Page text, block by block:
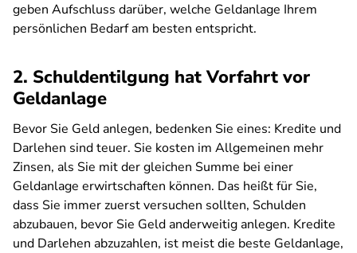
geben Aufschluss darüber, welche Geldanlage Ihrem
persönlichen Bedarf am besten entspricht.
2. Schuldentilgung hat Vorfahrt vor
Geldanlage
Bevor Sie Geld anlegen, bedenken Sie eines: Kredite und
Darlehen sind teuer. Sie kosten im Allgemeinen mehr
Zinsen, als Sie mit der gleichen Summe bei einer
Geldanlage erwirtschaften können. Das heißt für Sie,
dass Sie immer zuerst versuchen sollten, Schulden
abzubauen, bevor Sie Geld anderweitig anlegen. Kredite
und Darlehen abzuzahlen, ist meist die beste Geldanlage,